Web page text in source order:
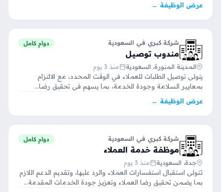
عرض الوظيفة ←
شركة كبري في السعودية
مندوب توصيل
دوام كامل
المدينة المنورة، السعودية
منذ 3 يوم
يتولى توصيل الطلبات للعملاء في الوقت المحدد، مع الالتزام
بمعايير السلامة وجودة الخدمة، بما يسهم في تحقيق رضا…
عرض الوظيفة ←
شركة كبري في السعودية
موظفة خدمة العملاء
دوام كامل
جدة، السعودية
منذ 3 يوم
تتولى استقبال استفسارات العملاء والرد عليها، وتقديم الدعم اللازم
بما يضمن تحقيق رضا العملاء وتعزيز جودة الخدمات المقدمة…